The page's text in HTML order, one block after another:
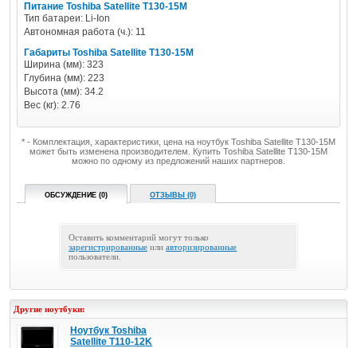
Питание Toshiba Satellite T130-15M
Тип батареи: Li-Ion
Автономная работа (ч.): 11
Габариты Toshiba Satellite T130-15M
Ширина (мм): 323
Глубина (мм): 223
Высота (мм): 34.2
Вес (кг): 2.76
* - Комплектация, характеристики, цена на ноутбук Toshiba Satellite T130-15M
может быть изменена производителем. Купить Toshiba Satellite T130-15M
можно по одному из предложений наших партнеров.
ОБСУЖДЕНИЕ (0) ОТЗЫВЫ (0)
Оставить комментарий могут только
зарегистрированные или авторизированные
пользователи.
Другие ноутбуки:
Ноутбук Toshiba
Satellite T110-12K